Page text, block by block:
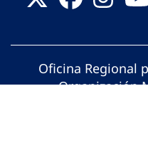
Oficina Regional
Organización